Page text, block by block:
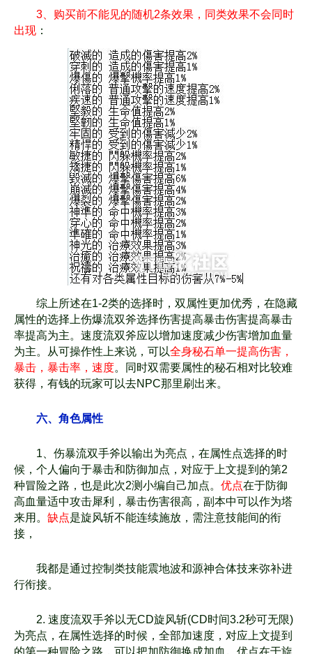
3、购买前不能见的随机2条效果，同类效果不会同时
出现 ：
综上所述在1-2类的选择时，双属性更加优秀，在隐藏
属性的选择上伤爆流双斧选择伤害提高暴击伤害提高暴击
率提高为主。速度流双斧应以增加速度减少伤害增加血量
为主。
从可操作性上来说，可以全身秘石单一提高伤害，
暴击，暴击率，速度。同时双需要属性的秘石相对比较难
获得，有钱的玩家可以去NPC那里刷出来。
六、角色属性
1、伤暴流双手斧以输出为亮点，在属性点选择的时
候，个人偏向于暴击和防御加点，对应于上文提到的第2
种冒险之路，也是此次2测小编自己加点。 优点在于防御
高血量适中攻击犀利，暴击伤害很高，副本中可以作为塔
来用。 缺点是旋风斩不能连续施放，需注意技能间的衔
接，
我都是通过控制类技能震地波和源神合体技来弥补进
行衔接。
2. 速度流双手斧以无CD旋风斩(CD时间3.2秒可无限)
为亮点，在属性选择的时候，全部加速度，对应上文提到